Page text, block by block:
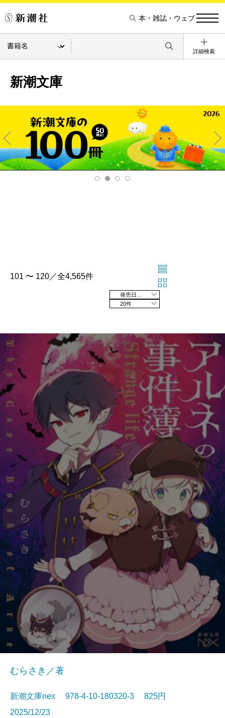
本・雑誌・ウェブ
詳細検索
新潮文庫
Pre
v
Ne
xt
101 〜 120／全4,565件
20件
むらさき／著
新潮文庫nex 978-4-10-180320-3 825円
2025/12/23